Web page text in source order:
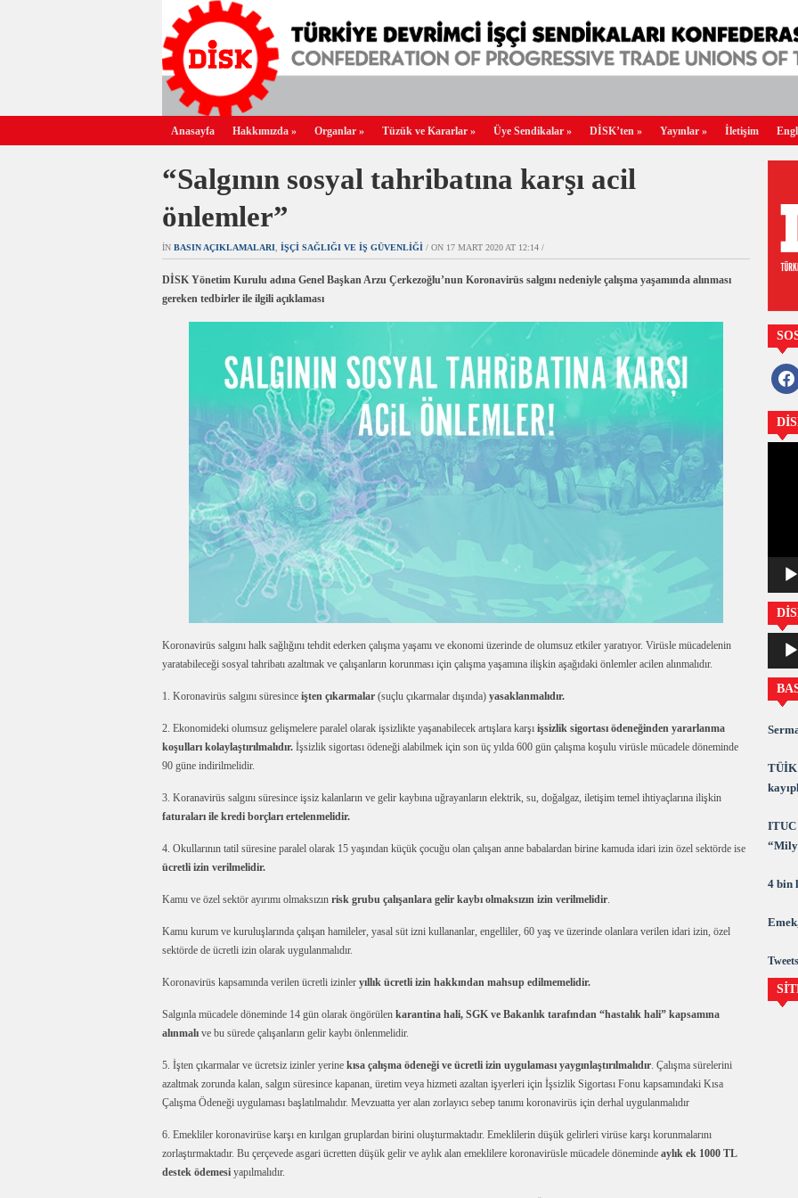
Anasayfa Hakkımızda » Organlar » Tüzük ve Kararlar » Üye Sendikalar » DİSK’ten » Yayınlar » İletişim
“Salgının sosyal tahribatına karşı acil
önlemler”
IN BASIN AÇIKLAMALARI İŞÇI SAĞLIĞI VE İŞ GÜVENLIĞI / ON 17 MART 2020 AT 12:14 /
DİSK Yönetim Kurulu adına Genel Başkan Arzu Çerkezoğlu’nun Koronavirüs salgını nedeniyle çalışma yaşamında alınması
gereken tedbirler ile ilgili açıklaması
Koronavirüs salgını halk sağlığını tehdit ederken çalışma yaşamı ve ekonomi üzerinde de olumsuz etkiler yaratıyor. Virüsle mücadelenin
yaratabileceği sosyal tahribatı azaltmak ve çalışanların korunması için çalışma yaşamına ilişkin aşağıdaki önlemler acilen alınmalıdır.
1. Koronavirüs salgını süresince işten çıkarmalar (suçlu çıkarmalar dışında) yasaklanmalıdır.
2. Ekonomideki olumsuz gelişmelere paralel olarak işsizlikte yaşanabilecek artışlara karşı işsizlik sigortası ödeneğinden yararlanma
koşulları kolaylaştırılmalıdır. İşsizlik sigortası ödeneği alabilmek için son üç yılda 600 gün çalışma koşulu virüsle mücadele döneminde
90 güne indirilmelidir.
3. Koranavirüs salgını süresince işsiz kalanların ve gelir kaybına uğrayanların elektrik, su, doğalgaz, iletişim temel ihtiyaçlarına ilişkin
faturaları ile kredi borçları ertelenmelidir.
4. Okullarının tatil süresine paralel olarak 15 yaşından küçük çocuğu olan çalışan anne babalardan birine kamuda idari izin özel sektörde ise
ücretli izin verilmelidir.
Kamu ve özel sektör ayırımı olmaksızın risk grubu çalışanlara gelir kaybı olmaksızın izin verilmelidir.
Kamu kurum ve kuruluşlarında çalışan hamileler, yasal süt izni kullananlar, engelliler, 60 yaş ve üzerinde olanlara verilen idari izin, özel
sektörde de ücretli izin olarak uygulanmalıdır.
Koronavirüs kapsamında verilen ücretli izinler yıllık ücretli izin hakkından mahsup edilmemelidir.
Salgınla mücadele döneminde 14 gün olarak öngörülen karantina hali, SGK ve Bakanlık tarafından “hastalık hali” kapsamına
alınmalı ve bu sürede çalışanların gelir kaybı önlenmelidir.
5. İşten çıkarmalar ve ücretsiz izinler yerine kısa çalışma ödeneği ve ücretli izin uygulaması yaygınlaştırılmalıdır. Çalışma sürelerini
azaltmak zorunda kalan, salgın süresince kapanan, üretim veya hizmeti azaltan işyerleri için İşsizlik Sigortası Fonu kapsamındaki Kısa
Çalışma Ödeneği uygulaması başlatılmalıdır. Mevzuatta yer alan zorlayıcı sebep tanımı koronavirüs için derhal uygulanmalıdır
6. Emekliler koronavirüse karşı en kırılgan gruplardan birini oluşturmaktadır. Emeklilerin düşük gelirleri virüse karşı korunmalarını
zorlaştırmaktadır. Bu çerçevede asgari ücretten düşük gelir ve aylık alan emeklilere koronavirüsle mücadele döneminde aylık ek 1000 TL
destek ödemesi yapılmalıdır.
oynatıcı
TÜİK
ITUC
4 bin